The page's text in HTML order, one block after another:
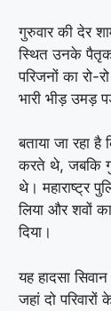
गुरुवार की देर
स्थित उनके पैतृक
परिजनों का रो-
भारी भीड़ उमड़
बताया जा रहा है
करते थे, जबकि
थे। महाराष्ट्र
लिया और शवों
दिया।
यह हादसा
जहां दो